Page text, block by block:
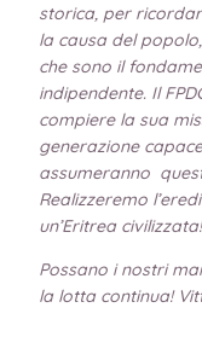
storica, per
la causa del
che sono il
indipendente. Il
compiere la sua
generazione
assumeranno
Realizzeremo
un’Eritrea civilizzata!
Possano i nostri
la lotta continua!